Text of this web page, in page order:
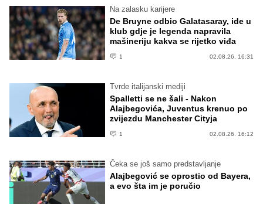
Na zalasku karijere
De Bruyne odbio Galatasaray, ide u
klub gdje je legenda napravila
mašineriju kakva se rijetko viđa
1 02.08.26. 16:31
Tvrde italijanski mediji
Spalletti se ne šali - Nakon
Alajbegovića, Juventus krenuo po
zvijezdu Manchester Cityja
1 02.08.26. 16:12
Čeka se još samo predstavljanje
Alajbegović se oprostio od Bayera,
a evo šta im je poručio